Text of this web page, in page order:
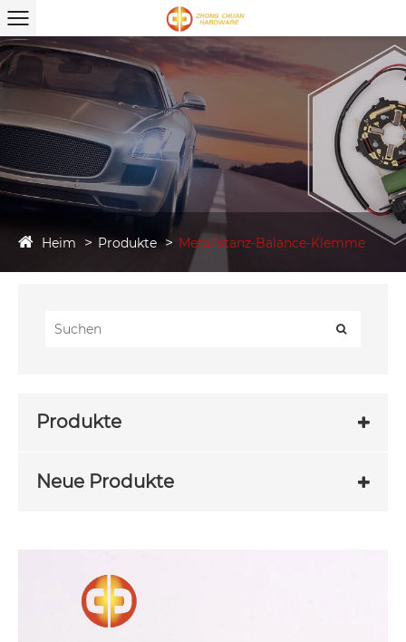
Heim Produkte Metallstanz-Balance-Klemme
Produkte
Neue Produkte